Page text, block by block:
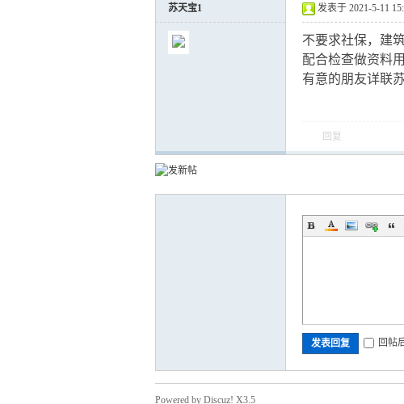
苏天宝1 发表于 2021-5-11
不要求社保，建
配合检查做资料
有意的朋友详联
回复
发表回复 回帖
Powered by Discuz! X3.5